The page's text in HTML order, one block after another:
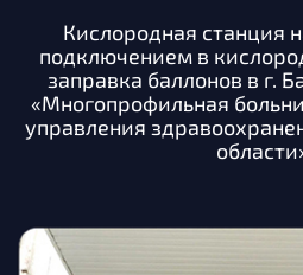
Кислородная станция
подключением в
заправка баллонов в г.
«Многопрофильная
управления